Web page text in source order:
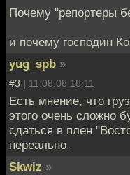
Почему "репортеры
и почему господин
yug_spb »
#3 | 11.08.08 18:11
Есть мнение, что
этого очень сложно
сдаться в плен
нереально.
Skwiz »